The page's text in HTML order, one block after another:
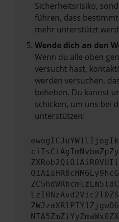
Sicherheitsrisiko,
führen, dass
mehr unterstützt
Wende dich an den
Wenn du alle oben
versucht hast,
werden versuchen,
beheben. Du kannst
schicken, um uns bei
unterstützen: